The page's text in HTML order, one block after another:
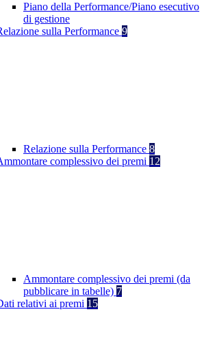
Piano della Performance/Piano esecutivo
di gestione
sulla Performance 9
Relazione sulla Performance 8
complessivo dei premi 12
Ammontare complessivo dei premi (da
pubblicare in tabelle) 7
relativi ai premi 15